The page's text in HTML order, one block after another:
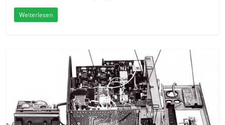
Weiterlesen